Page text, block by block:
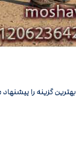
بهترین گزینه را